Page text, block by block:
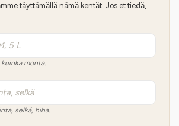
täyttämällä nämä kentät. Jos et tiedä,
monta.
selkä, hiha.